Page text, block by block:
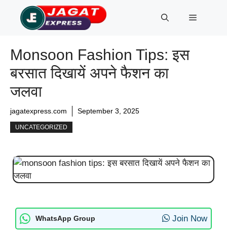
content
Menu
Monsoon Fashion Tips: इस
बरसात दिखायें अपने फैशन का
जलवा
jagatexpress.com September 3, 2025
UNCATEGORIZED
WhatsApp Group Join Now